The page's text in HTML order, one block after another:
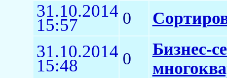
31.10.2014
15:57 0
31.10.2014
15:48 0
Бизнес-